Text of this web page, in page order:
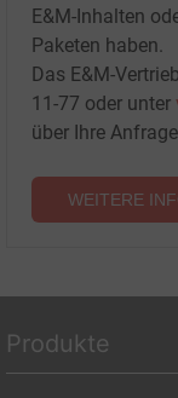
E&M-Inhalten
Paketen haben.
Das E&M-
11-77 oder unter
über Ihre Anfrage.
WEITERE
Produkte